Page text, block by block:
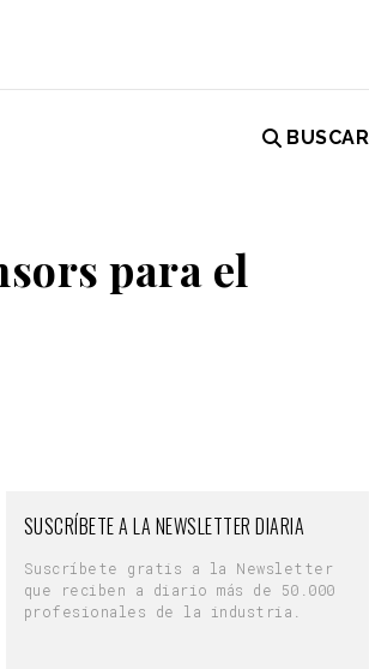
BUSCAR
para el
SUSCRÍBETE A LA NEWSLETTER DIARIA
Suscríbete gratis a la Newsletter
que reciben a diario más de 50.000
profesionales de la industria.